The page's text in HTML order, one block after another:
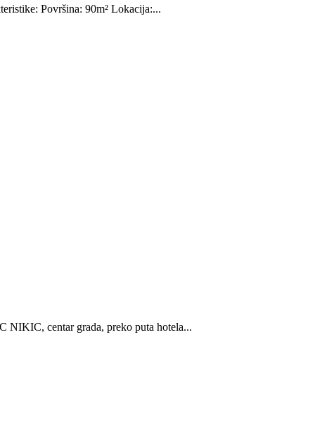
Površina: 90m² Lokacija:...
NIKIC, centar grada, preko puta hotela...